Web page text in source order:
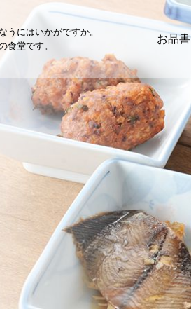
うにはいかがですか。
食堂です。
お品